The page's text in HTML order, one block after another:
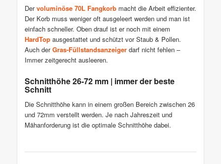
Dervoluminöse 70L Fangkorbmacht die Arbeit effizienter.
Der Korb muss weniger oft ausgeleert werden und man ist
einfach schneller. Oben drauf ist er noch mit einem
HardTopausgestattet und schützt vor Staub & Pollen.
Auch derGras-Füllstandsanzeigerdarf nicht fehlen –
Immer zeitgerecht ausleeren.
Schnitthöhe 26-72 mm | immer der beste
Schnitt
Die Schnitthöhe kann in einem großen Bereich zwischen 26
und 72mm verstellt werden. Je nach Jahreszeit und
Mähanforderung ist die optimale Schnitthöhe dabei.